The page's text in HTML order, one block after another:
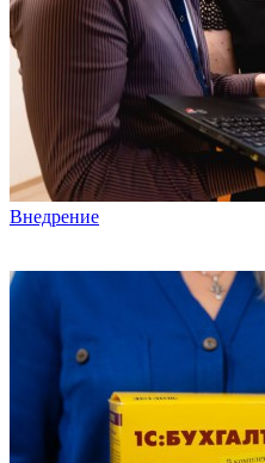
Внедрение